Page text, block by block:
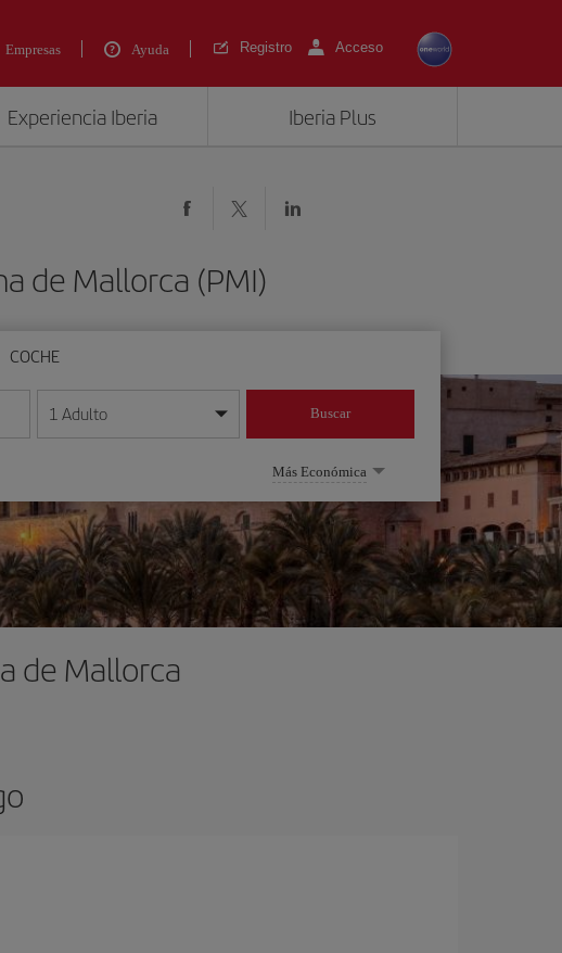
Empresas Ayuda Registro Acceso
Experiencia Iberia Iberia Plus
de Mallorca (PMI)
COCHE
en formato día/mes/año
1 Adulto Buscar
Más Económica
de Mallorca